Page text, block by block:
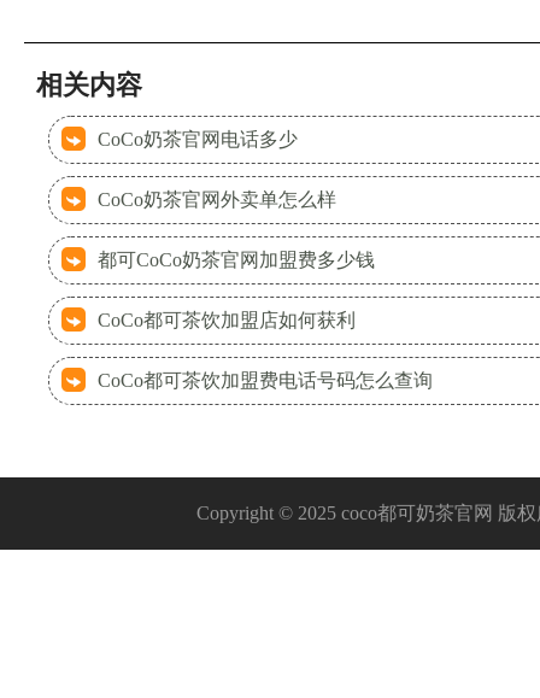
相关内容
CoCo奶茶官网电话多少
CoCo奶茶官网外卖单怎么样
都可CoCo奶茶官网加盟费多少钱
CoCo都可茶饮加盟店如何获利
CoCo都可茶饮加盟费电话号码怎么查询
Copyright © 2025 coco都可奶茶官网 版